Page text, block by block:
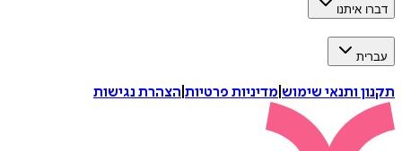
דברו איתנו
עברית
תקנון ותנאי שימוש מדיניות פרטיות הצהרת נגישות